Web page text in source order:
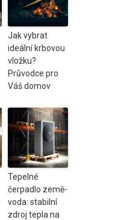
Jak vybrat
ideální krbovou
vložku?
Průvodce pro
Váš domov
Tepelné
čerpadlo země-
voda: stabilní
zdroj tepla na